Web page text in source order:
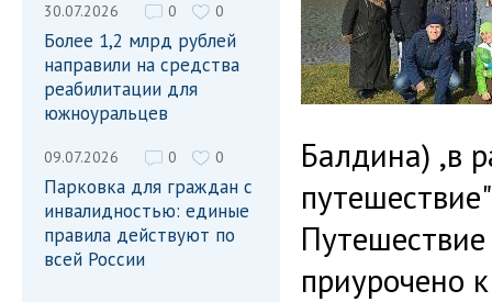
30.07.2026 0 0
Более 1,2 млрд рублей
направили на средства
реабилитации для
южноуральцев
09.07.2026 0 0
Парковка для граждан с
инвалидностью: единые
правила действуют по
всей России
Балдина) ,в
приурочено